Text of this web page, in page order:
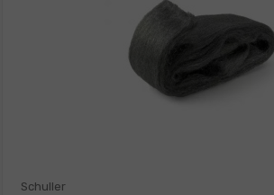
Schuller